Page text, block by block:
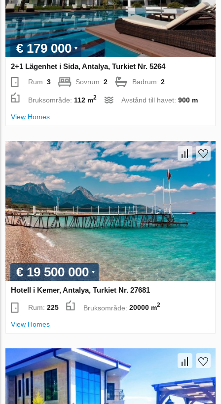
€ 179 000
2+1 Lägenhet i Sida, Antalya, Turkiet Nr. 5264
Rum:3 Sovrum:2 Badrum:2
Bruksområde: 112 m2 Avstånd till havet:900 m
View Homes
€ 19 500 000
Hotell i Kemer, Antalya, Turkiet Nr. 27681
Rum:225 Bruksområde:20000 m2
View Homes